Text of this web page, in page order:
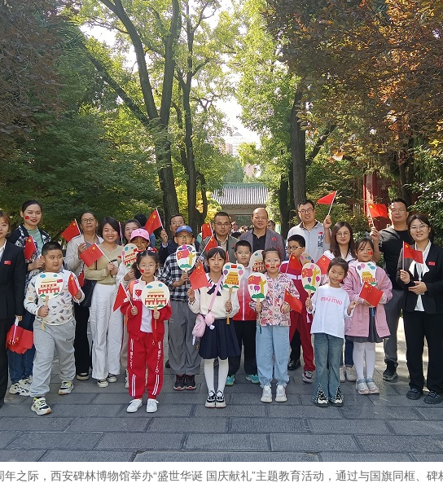
际，西安碑林博物馆举办“盛世华诞 国庆献礼”主题教育活动，通过与国旗同框、